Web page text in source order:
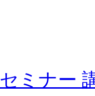
セミナー